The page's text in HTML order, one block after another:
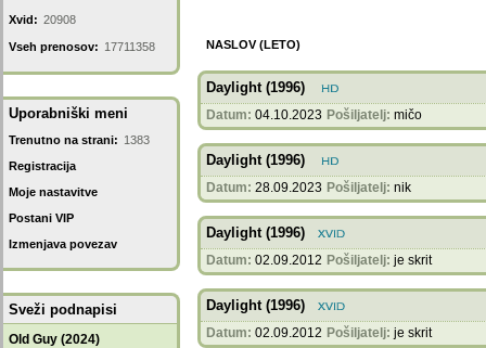
Xvid: 20908
Vseh prenosov: 17711358
Uporabniški meni
Trenutno na strani: 1383
Registracija
Moje nastavitve
Postani VIP
Izmenjava povezav
Sveži podnapisi
Old Guy (2024)
NASLOV (LETO)
Daylight (1996)
Datum: 04.10.2023 Pošiljatelj: mičo
Daylight (1996)
Datum: 28.09.2023 Pošiljatelj: nik
Daylight (1996)
Datum: 02.09.2012 Pošiljatelj: je skrit
Daylight (1996)
Datum: 02.09.2012 Pošiljatelj: je skrit